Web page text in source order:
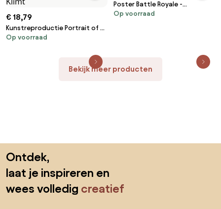
€ 18,79
Kunstreproductie Portrait of a
young woman, 1896-97, Gustav
Op voorraad
Poster Battle Royale -
Infographic
Op voorraad
Bekijk meer producten
Ontdek,
laat je inspireren en
wees volledig creatief